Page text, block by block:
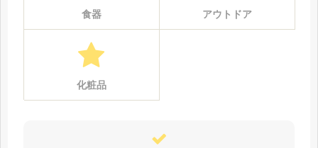
食器 アウトドア
化粧品